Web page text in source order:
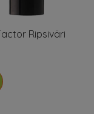
Ripsiväri